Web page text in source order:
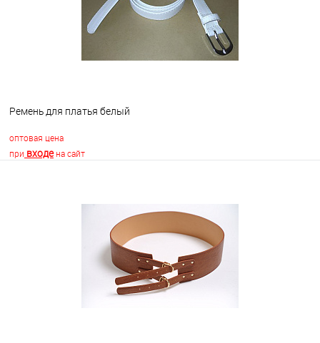
Ремень для платья белый
оптовая цена
при входена сайт
В наличии